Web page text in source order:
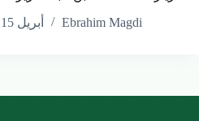
Ebrahim Magdi
أبريل 15, 2026